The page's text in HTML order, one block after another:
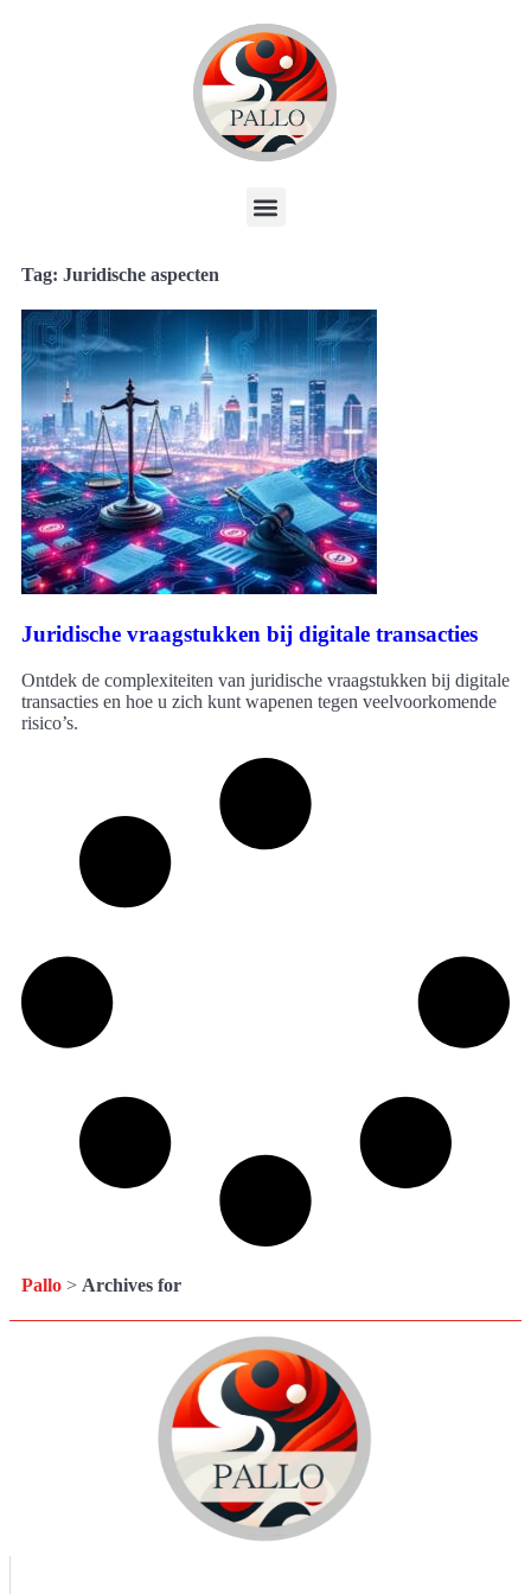
Tag: Juridische aspecten
Juridische vraagstukken bij digitale transacties
Ontdek de complexiteiten van juridische vraagstukken bij digitale
transacties en hoe u zich kunt wapenen tegen veelvoorkomende
risico’s.
Pallo > Archives for